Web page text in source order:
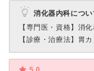
消化器内科につい
【専門医・資格】 消
【診療・治療法】 胃